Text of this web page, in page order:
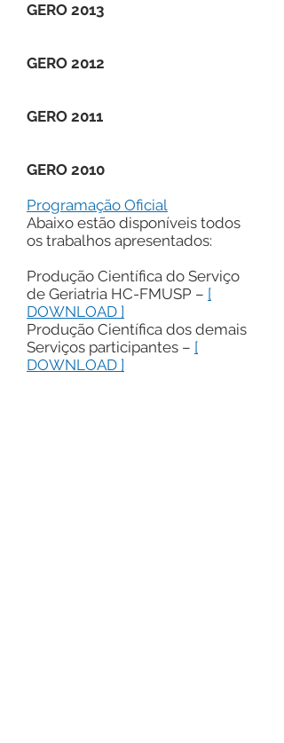
GERO 2013
GERO 2012
GERO 2011
GERO 2010
Programação Oficial
Abaixo estão disponíveis todos
os trabalhos apresentados:
Produção Científica do Serviço
de Geriatria HC-FMUSP – [
DOWNLOAD ]
Produção Científica dos demais
Serviços participantes – [
DOWNLOAD ]